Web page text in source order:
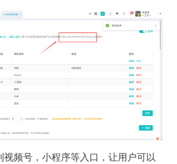
视频号，小程序等入口，让用户可以